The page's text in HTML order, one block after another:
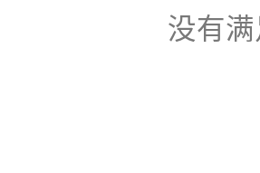
没有满